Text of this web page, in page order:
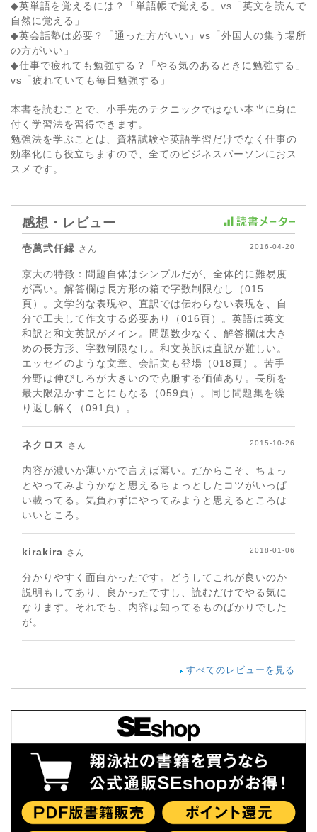
◆英単語を覚えるには？「単語帳で覚える」vs「英文を読んで
自然に覚える」
◆英会話塾は必要？「通った方がいい」vs「外国人の集う場所
の方がいい」
◆仕事で疲れても勉強する？「やる気のあるときに勉強する」
vs「疲れていても毎日勉強する」
本書を読むことで、小手先のテクニックではない本当に身に
付く学習法を習得できます。
勉強法を学ぶことは、資格試験や英語学習だけでなく仕事の
効率化にも役立ちますので、全てのビジネスパーソンにおス
スメです。
感想・レビュー
壱萬弐仟縁 さん 2016-04-20
京大の特徴：問題自体はシンプルだが、全体的に難易度
が高い。解答欄は長方形の箱で字数制限なし（015
頁）。文学的な表現や、直訳では伝わらない表現を、自
分で工夫して作文する必要あり（016頁）。英語は英文
和訳と和文英訳がメイン。問題数少なく、解答欄は大き
めの長方形、字数制限なし。和文英訳は直訳が難しい。
エッセイのような文章、会話文も登場（018頁）。苦手
分野は伸びしろが大きいので克服する価値あり。長所を
最大限活かすことにもなる（059頁）。同じ問題集を繰
り返し解く（091頁）。
ネクロス さん 2015-10-26
内容が濃いか薄いかで言えば薄い。だからこそ、ちょっ
とやってみようかなと思えるちょっとしたコツがいっぱ
い載ってる。気負わずにやってみようと思えるところは
いいところ。
kirakira さん 2018-01-06
分かりやすく面白かったです。どうしてこれが良いのか
説明もしてあり、良かったですし、読むだけでやる気に
なります。それでも、内容は知ってるものばかりでした
が。
すべてのレビューを見る